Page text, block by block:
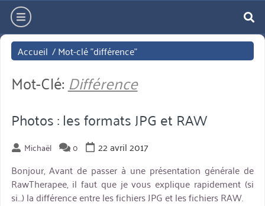
Aller
directement
au
contenu
hamburger
Accueil /Mot-clé "différence"
Mot-Clé: Différence
Photos : les formats JPG et RAW
Michaël 0
22 avril 2017
Bonjour, Avant de passer à une présentation générale de
RawTherapee, il faut que je vous explique rapidement (si
si…) la différence entre les fichiers JPG et les fichiers RAW.